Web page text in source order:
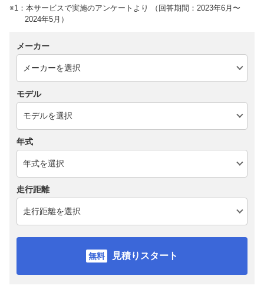
※1：本サービスで実施のアンケートより （回答期間：2023年6月〜
2024年5月）
メーカー
モデル
年式
走行距離
見積りスタート